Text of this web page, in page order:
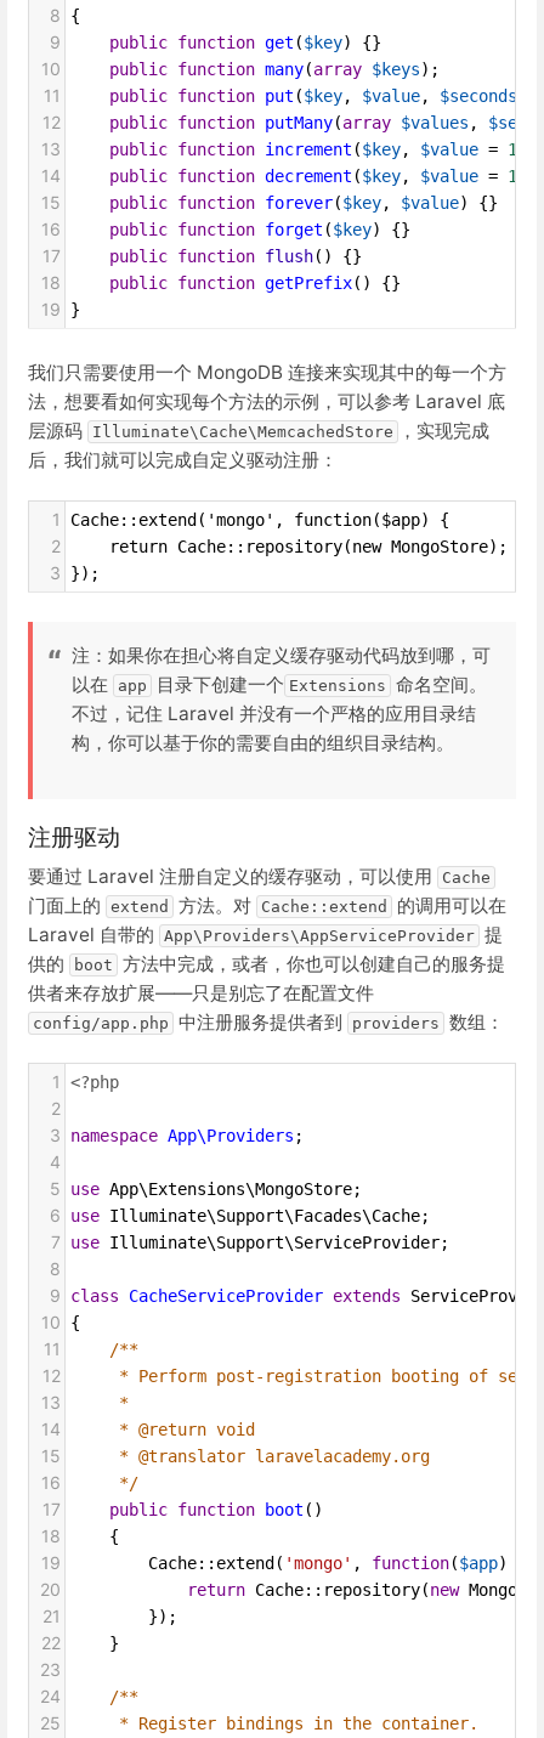
8 {
9 public function get ($key) {}
10 public function many(array $keys);
11 public function put ($key, $value, $seconds
12 public function putMany(array $values ,
13 public function increment ($key, $value = 1
14 public function decrement ($key, $value = 1
15 public function forever($key, $value) {}
16 public function forget ($key) {}
17 public function flush() {}
18 public function getPrefix() {}
19 }
我们只需要使用一个 MongoDB 连接来实现其中的每一个方
法，想要看如何实现每个方法的示例，可以参考 Laravel 底
层源码 Illuminate\Cache\MemcachedStore
，实现完成
后，我们就可以完成自定义驱动注册：
1 Cache::extend('mongo', function($app) {
2
    return Cache::repository(new MongoStore);
3 });
注：如果你在担心将自定义缓存驱动代码放到哪，可
以在
app 目录下创建一个 Extensions 命名空间。
不过，记住 Laravel 并没有一个严格的应用目录结
构，你可以基于你的需要自由的组织目录结构。
注册驱动
要通过 Laravel 注册自定义的缓存驱动，可以使用 Cache
门面上的 extend 方法。对 Cache::extend
的调用可以在
Laravel 自带的 App\Providers\AppServiceProvider 提
供的
boot 方法中完成，或者，你也可以创建自己的服务提
供者来存放扩展——只是别忘了在配置文件
config/app.php 中注册服务提供者到 providers 数组：
1 <?php
2
3
namespace App\Providers ;
4
5
use App\Extensions\MongoStore;
6 use Illuminate\Support\Facades\Cache;
7 use Illuminate\Support\ServiceProvider;
8
9
class CacheServiceProvider extends
10 {
11 /**
12 * Perform post-registration booting of
13 *
14 * @return void
15 * @translator laravelacademy.org
16 */
17 public function boot ()
18
    {
19 Cache:: extend ( 'mongo' , function($app) {
20 return Cache:: repository(new
21
        });
22
    }
23
24
/**
25 * Register bindings in the container.